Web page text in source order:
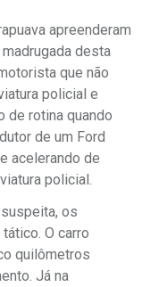
apreenderam
desta
que não
policial e
de rotina quando
de um Ford
acelerando de
policial.
os
O carro
quilômetros
Já na